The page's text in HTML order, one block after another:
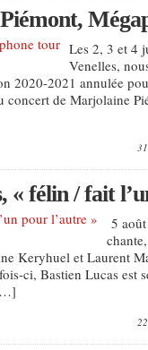
Les 2, 3 et 4
Venelles,
2020-2021 annulée
concert de Marjolaine
« félin / fait
5
Keryhuel et Laurent
ci, Bastien Lucas